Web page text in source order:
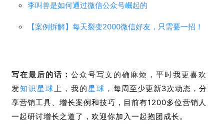
李叫兽是如何通过微信公众号崛起的
【案例拆解】每天裂变2000微信好友，只需要一招！
写在最后的话： 公众号写文的确麻烦，平时我更喜欢
发知识星球上，我的星球 ， 每周至少更新3次动态，分
享营销工具、增长案例和技巧，目前有1200多位营销人
一起研讨增长之道了，欢迎你加入一起抱团成长。